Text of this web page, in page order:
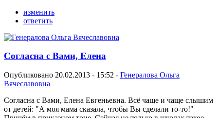
изменить
ответить
Согласна с Вами, Елена
Опубликовано 20.02.2013 - 15:52 - Генералова Ольга
Вячеславовна
Согласна с Вами, Елена Евгеньевна. Всё чаще и чаще слышим
от детей: "А моя мама сказала, чтобы Вы сделали то-то!"